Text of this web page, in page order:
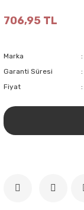
706,95 TL
Marka
Garanti Süresi
Fiyat